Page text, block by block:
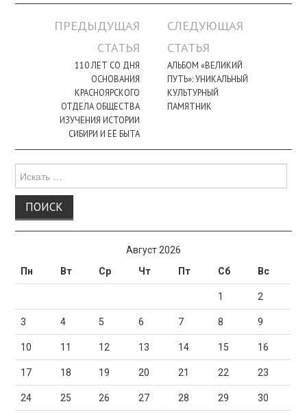
Навигация
ПРЕДЫДУЩАЯ
СТАТЬЯ
110 ЛЕТ СО ДНЯ
ОСНОВАНИЯ
КРАСНОЯРСКОГО
ОТДЕЛА ОБЩЕСТВА
ИЗУЧЕНИЯ ИСТОРИИ
СИБИРИ И ЕЁ БЫТА
СЛЕДУЮЩАЯ
СТАТЬЯ
АЛЬБОМ «ВЕЛИКИЙ
ПУТЬ»: УНИКАЛЬНЫЙ
КУЛЬТУРНЫЙ
ПАМЯТНИК
для:
Август 2026
Пн
Вт Ср Чт Пт Сб Вс
1 2
3 4 5 6 7 8 9
10 11 12 13 14 15 16
17 18 19 20 21 22 23
24 25 26 27 28 29 30